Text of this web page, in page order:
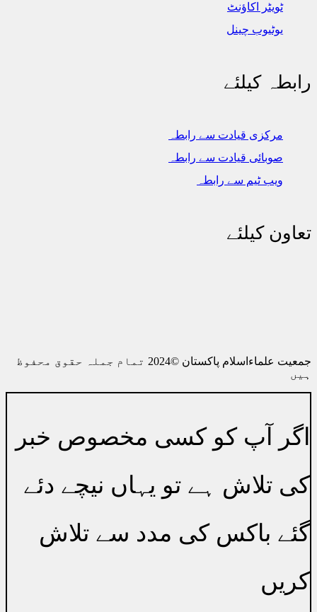
ٹویٹر اکاؤنٹ
یوٹیوب چینل
رابطہ کیلئے
مرکزی قیادت سے رابطہ
صوبائی قیادت سے رابطہ
ویب ٹیم سے رابطہ
تعاون کیلئے
جمعیت علماءاسلام پاکستان ©2024 تمام جملہ حقوق محفوظ
ہیں
اگر آپ کو کسی مخصوص خبر
کی تلاش ہے تو یہاں نیچے دئے
گئے باکس کی مدد سے تلاش
کریں